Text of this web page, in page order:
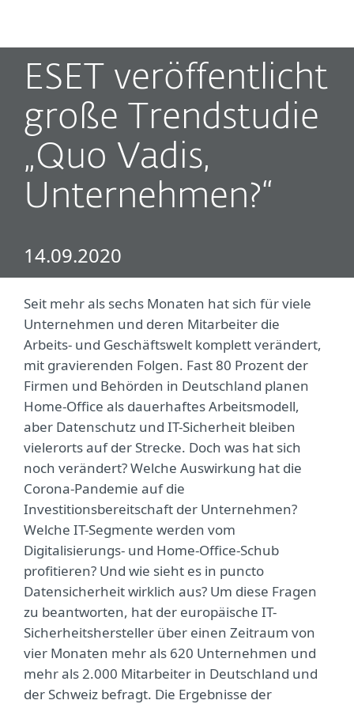
ESET veröffentlicht
große Trendstudie
„Quo Vadis,
Unternehmen?“
14.09.2020
Seit mehr als sechs Monaten hat sich für viele
Unternehmen und deren Mitarbeiter die
Arbeits- und Geschäftswelt komplett verändert,
mit gravierenden Folgen. Fast 80 Prozent der
Firmen und Behörden in Deutschland planen
Home-Office als dauerhaftes Arbeitsmodell,
aber Datenschutz und IT-Sicherheit bleiben
vielerorts auf der Strecke. Doch was hat sich
noch verändert? Welche Auswirkung hat die
Corona-Pandemie auf die
Investitionsbereitschaft der Unternehmen?
Welche IT-Segmente werden vom
Digitalisierungs- und Home-Office-Schub
profitieren? Und wie sieht es in puncto
Datensicherheit wirklich aus? Um diese Fragen
zu beantworten, hat der europäische IT-
Sicherheitshersteller über einen Zeitraum von
vier Monaten mehr als 620 Unternehmen und
mehr als 2.000 Mitarbeiter in Deutschland und
der Schweiz befragt. Die Ergebnisse der